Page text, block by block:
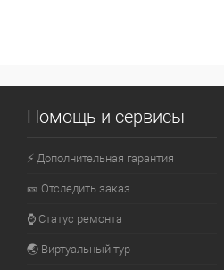
Помощь и сервисы
⚡ Дополнительная гарантия
🎫 Отследить заказ
⌚ Статус ремонта
🌏 Виртуальный тур